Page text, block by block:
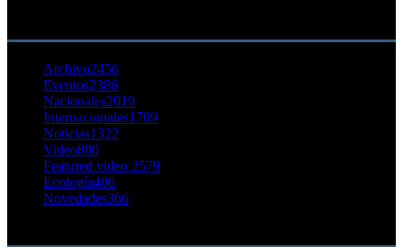
Archivo2456
Eventos2386
Nacionales2019
Internacionales1709
Noticias1322
Video880
Featured video 2579
Ecología406
Novedades366